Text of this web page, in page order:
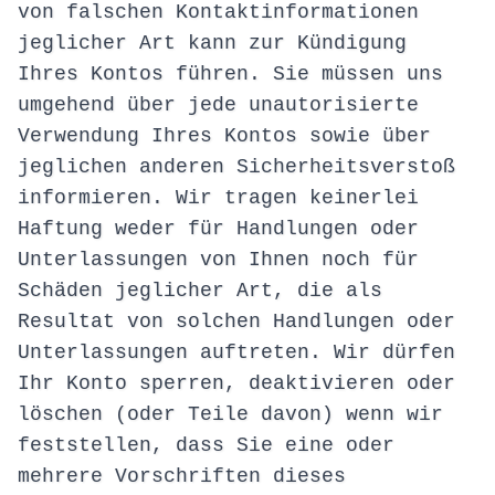
von falschen Kontaktinformationen
jeglicher Art kann zur Kündigung
Ihres Kontos führen. Sie müssen uns
umgehend über jede unautorisierte
Verwendung Ihres Kontos sowie über
jeglichen anderen Sicherheitsverstoß
informieren. Wir tragen keinerlei
Haftung weder für Handlungen oder
Unterlassungen von Ihnen noch für
Schäden jeglicher Art, die als
Resultat von solchen Handlungen oder
Unterlassungen auftreten. Wir dürfen
Ihr Konto sperren, deaktivieren oder
löschen (oder Teile davon) wenn wir
feststellen, dass Sie eine oder
mehrere Vorschriften dieses